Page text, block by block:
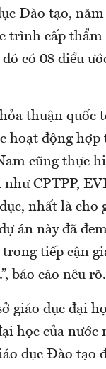
Đào tạo,
trình cấp thẩm
có 08 điều
thuận
hoạt động hợp
cũng thực
CPTPP,
nhất là cho
án này đã
tiếp cận
báo cáo nêu rõ.
giáo dục đại
học của
dục Đào tạo